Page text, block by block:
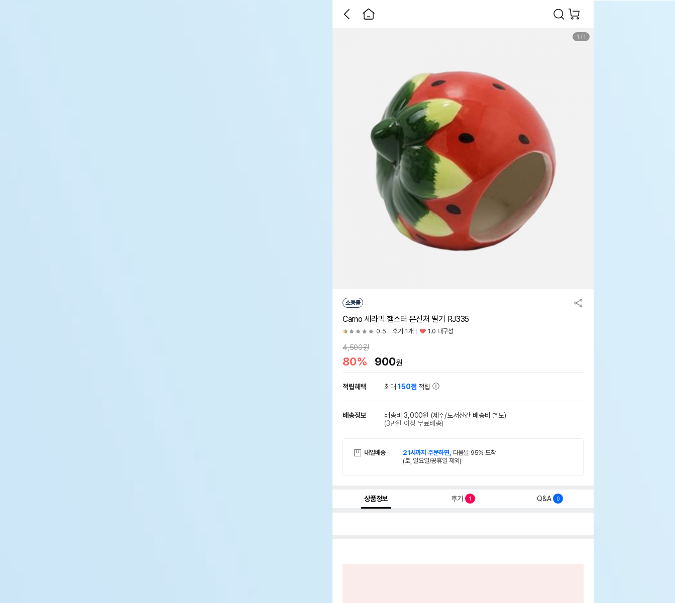
1 / 1
소동물
Carno 세라믹 햄스터 은신처 딸기 RJ335
0.5 후기 1개 1.0 내구성
4,500원
80% 900원
적립혜택 최대150점 적립
배송정보 배송비 3,000원 (제주/도서산간 배송비 별도)
(3만원 이상 무료배송)
내일배송 21시까지 주문하면, 다음날 95% 도착
(토, 일요일/공휴일 제외)
상품정보 후기 1 Q&A 0